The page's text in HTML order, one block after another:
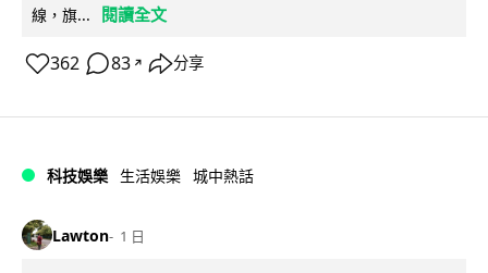
線，旗...
閱讀全文
362 83 ↗ 分享
科技娛樂 生活娛樂 城中熱話
Lawton 1 日